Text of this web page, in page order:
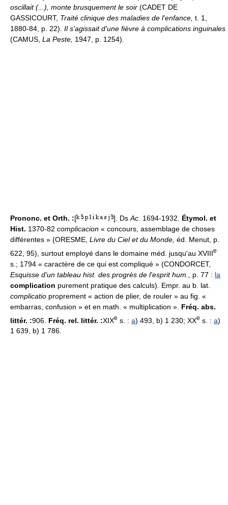
oscillait (...), monte brusquement le soir (CADET DE
GASSICOURT, Traité clinique des maladies de l'enfance, t. 1,
1880-84, p. 22). Il s'agissait d'une fièvre à complications inguinales
(CAMUS, La Peste, 1947, p. 1254).
Prononc. et Orth. :[ ]. Ds Ac. 1694-1932. Étymol. et
Hist. 1370-82 complicacion « concours, assemblage de choses
différentes » (ORESME, Livre du Ciel et du Monde, éd. Menut, p.
622, 95), surtout employé dans le domaine méd. jusqu'au XVIIIe
s.; 1794 « caractère de ce qui est compliqué » (CONDORCET,
Esquisse d'un tableau hist. des progrès de l'esprit hum.,
p. 77 : la
complication purement pratique des calculs). Empr. au b. lat.
complicatio proprement « action de plier, de rouler » au fig. «
embarras, confusion » et en math. « multiplication ». Fréq. abs.
littér. :906. Fréq. rel. littér. :XIXe s. : a) 493, b) 1 230; XXe s. : a)
1 639, b) 1 786.